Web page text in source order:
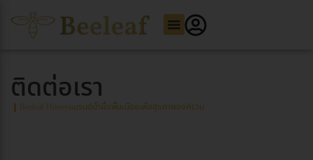
ติดต่อเรา
Beeleaf Honey แบรนด์น้ำผึ้งพื้นเมืองเพื่อสุขภาพองค์รวม